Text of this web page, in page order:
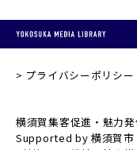
プライバシーポリシー
横須賀集客促進・魅力
Supported by 横須賀